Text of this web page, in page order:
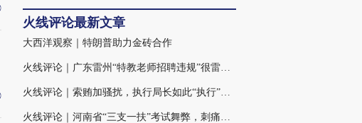
火线评论最新文章
大西洋观察｜特朗普助力金砖合作
火线评论｜广东雷州“特教老师招聘违规”很雷，仍有诸多疑点
火线评论｜索贿加骚扰，执行局长如此“执行”背后的三重扭曲
火线评论｜河南省“三支一扶”考试舞弊，刺痛社会敏感神经(含视频)